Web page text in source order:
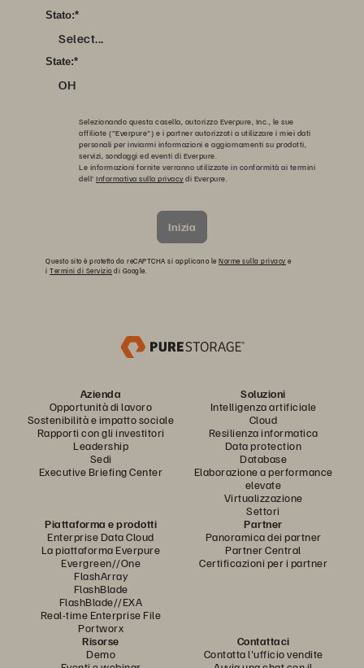
*
Stato:
Select...
*
State:
OH
Selezionando questa casella, autorizzo Everpure, Inc., le sue
affiliate ("Everpure") e i partner autorizzati a utilizzare i miei dati
personali per inviarmi informazioni e aggiornamenti su prodotti,
servizi, sondaggi ed eventi di Everpure.
Le informazioni fornite verranno utilizzate in conformità ai termini
dell' Informativa sulla privacydi Everpure.
Inizia
Questo sito è protetto da reCAPTCHA si applicano le Norme sulla privacy e
i Termini di Serviziodi Google.
Azienda
Opportunità di lavoro
Sostenibilità e impatto sociale
Rapporti con gli investitori
Leadership
Sedi
Executive Briefing Center
Soluzioni
Intelligenza artificiale
Cloud
Resilienza informatica
Data protection
Database
Elaborazione a performance
elevate
Virtualizzazione
Settori
Piattaforma e prodotti
Enterprise Data Cloud
La piattaforma Everpure
Evergreen//One
FlashArray
FlashBlade
FlashBlade//EXA
Real-time Enterprise File
Portworx
Partner
Panoramica dei partner
Partner Central
Certificazioni per i partner
Risorse
Demo
Contattaci
Contatta l'ufficio vendite